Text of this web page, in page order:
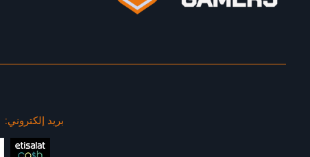
بريد إلكتروني: